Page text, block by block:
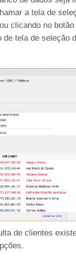
a tela de
clicando no botão
de tela de seleção
de clientes